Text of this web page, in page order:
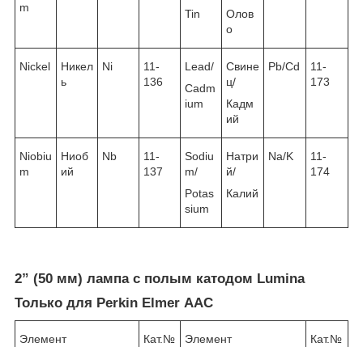
m
Tin
Олов
о
Nickel
Никел
ь
Ni
11-
136
Lead/
Cadm
ium
Свине
ц/
Кадм
ий
Pb/Cd
11-
173
Niobiu
m
Ниоб
ий
Nb
11-
137
Sodiu
m/
Potas
sium
Натри
й/
Калий
Na/K
11-
174
2” (50 мм) лампа с полым катодом Lumina
Только для Perkin Elmer ААС
Элемент Кат.№ Элемент Кат.№